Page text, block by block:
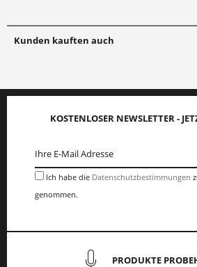
Kunden kauften auch
KOSTENLOSER NEWSLETTER -
Ich habe die Datenschutzbestimmungen
genommen.
PRODUKTE